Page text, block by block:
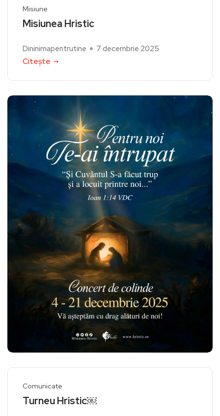
Misiune
Misiunea Hristic
Dininimapentrutine 7 decembrie 2025
Citește
Comunicate
Turneu Hristic￼